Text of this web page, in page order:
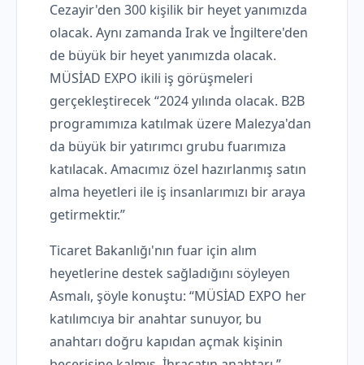
Cezayir'den 300 kişilik bir heyet yanımızda
olacak. Aynı zamanda Irak ve İngiltere'den
de büyük bir heyet yanımızda olacak.
MÜSİAD EXPO ikili iş görüşmeleri
gerçekleştirecek “2024 yılında olacak. B2B
programımıza katılmak üzere Malezya'dan
da büyük bir yatırımcı grubu fuarımıza
katılacak. Amacımız özel hazırlanmış satın
alma heyetleri ile iş insanlarımızı bir araya
getirmektir.”
Ticaret Bakanlığı'nın fuar için alım
heyetlerine destek sağladığını söyleyen
Asmalı, şöyle konuştu: “MÜSİAD EXPO her
katılımcıya bir anahtar sunuyor, bu
anahtarı doğru kapıdan açmak kişinin